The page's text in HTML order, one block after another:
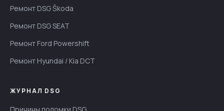
Ремонт DSG Škoda
Ремонт DSG SEAT
Ремонт Ford Powershift
Ремонт Hyundai / Kia DCT
ЖУРНАЛ DSG